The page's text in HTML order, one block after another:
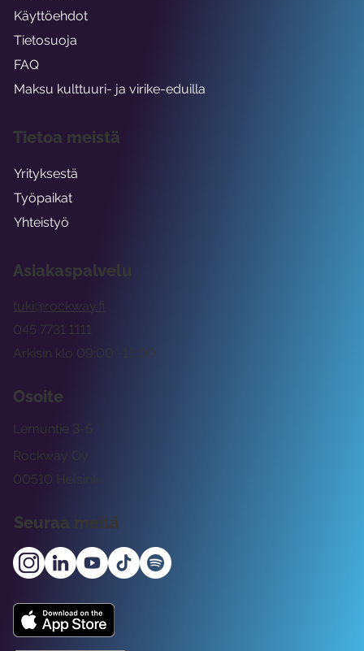
Asiakaspalvelu
tuki@rockway.fi
Arkisin klo 09:00 -15:00
045 7731 1111
Osoite
Rockway Oy
Lemuntie 3-5
00510 Helsinki
Seuraa meitä
Käyttöehdot
Tietosuoja
FAQ
Maksu kulttuuri- ja virike-eduilla
Tietoa meistä
Yrityksestä
Työpaikat
Yhteistyö